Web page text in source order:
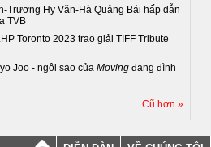
Trương Hy Văn-Hà Quảng Bái hấp dẫn
TVB
Toronto 2023 trao giải TIFF Tribute
Joo - ngôi sao của Moving đang đình
Cũ hơn »